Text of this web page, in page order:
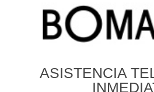
ASISTENCIA